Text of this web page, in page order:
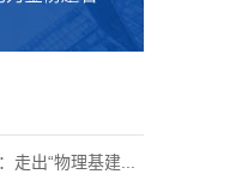
走出“物理基建...